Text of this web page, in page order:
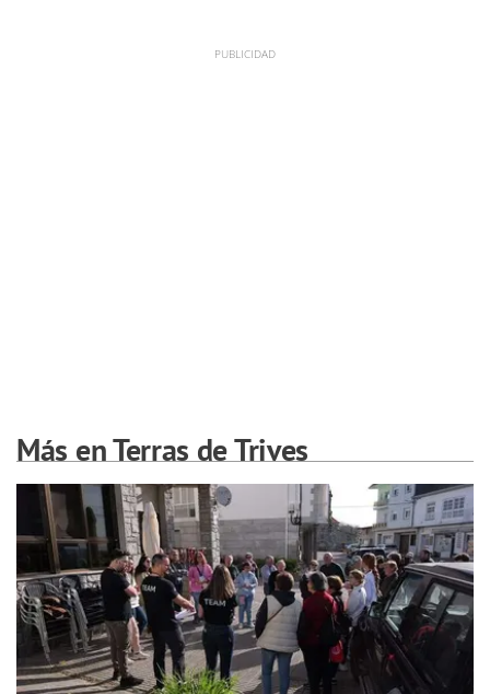
Más en Terras de Trives